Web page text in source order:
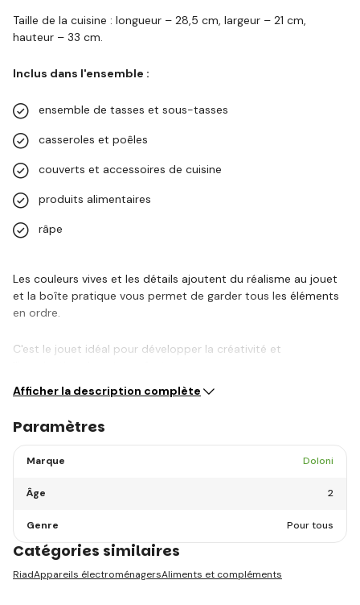
Taille de la cuisine : longueur – 28,5 cm, largeur – 21 cm,
hauteur – 33 cm.
Inclus dans l'ensemble :
ensemble de tasses et sous-tasses
casseroles et poêles
couverts et accessoires de cuisine
produits alimentaires
râpe
Les couleurs vives et les détails ajoutent du réalisme au jouet
et la boîte pratique vous permet de garder tous les éléments
en ordre.
C'est le jouet idéal pour développer la créativité et
Afficher la description complète
Paramètres
Marque Doloni
Âge 2
Genre Pour tous
Catégories similaires
RiadAppareils électroménagersAliments et compléments